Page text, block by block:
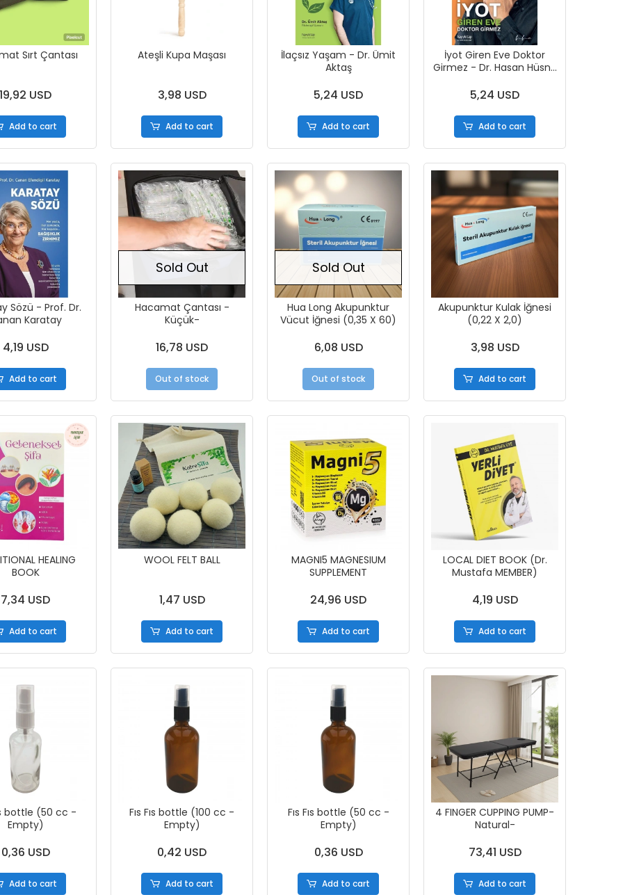
Sırt Çantası
19,92 USD
Add to cart
Ateşli Kupa Maşası
3,98 USD
Add to cart
İlaçsız Yaşam - Dr. Ümit
Aktaş
5,24 USD
Add to cart
İyot Giren Eve Doktor
Girmez - Dr. Hasan Hüsnü
5,24 USD
Add to cart
Sözü - Prof. Dr.
Karatay
4,19 USD
Add to cart
Sold Out
Hacamat Çantası -
Küçük-
16,78 USD
Out of stock
Sold Out
Hua Long Akupunktur
Vücut İğnesi (0,35 X 60)
6,08 USD
Out of stock
Akupunktur Kulak İğnesi
(0,22 X 2,0)
3,98 USD
Add to cart
HEALING
BOOK
7,34 USD
Add to cart
WOOL FELT BALL
1,47 USD
Add to cart
MAGNI5 MAGNESIUM
SUPPLEMENT
24,96 USD
Add to cart
LOCAL DIET BOOK (Dr.
Mustafa MEMBER)
4,19 USD
Add to cart
bottle (50 cc -
Empty)
0,36 USD
Add to cart
Fıs Fıs bottle (100 cc -
Empty)
0,42 USD
Add to cart
Fıs Fıs bottle (50 cc -
Empty)
0,36 USD
Add to cart
4 FINGER CUPPING PUMP-
Natural-
73,41 USD
Add to cart